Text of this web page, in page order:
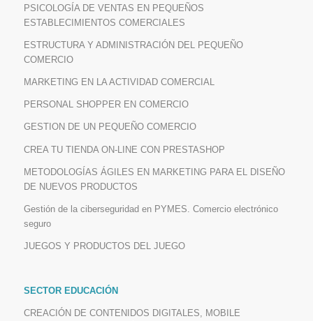
PSICOLOGÍA DE VENTAS EN PEQUEÑOS
ESTABLECIMIENTOS COMERCIALES
ESTRUCTURA Y ADMINISTRACIÓN DEL PEQUEÑO
COMERCIO
MARKETING EN LA ACTIVIDAD COMERCIAL
PERSONAL SHOPPER EN COMERCIO
GESTION DE UN PEQUEÑO COMERCIO
CREA TU TIENDA ON-LINE CON PRESTASHOP
METODOLOGÍAS ÁGILES EN MARKETING PARA EL DISEÑO
DE NUEVOS PRODUCTOS
Gestión de la ciberseguridad en PYMES. Comercio electrónico
seguro
JUEGOS Y PRODUCTOS DEL JUEGO
SECTOR EDUCACIÓN
CREACIÓN DE CONTENIDOS DIGITALES, MOBILE